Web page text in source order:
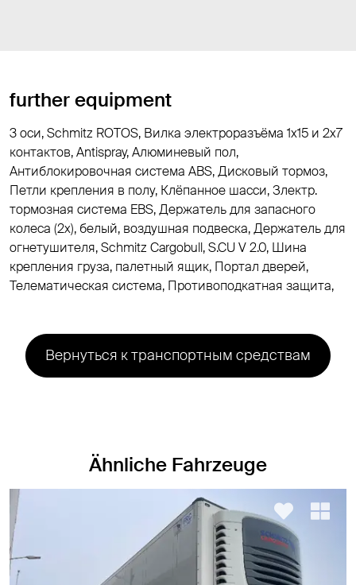
further equipment
3 оси, Schmitz ROTOS, Вилка электроразъёма 1х15 и 2x7
контактов, Antispray, Алюминевый пол,
Антиблокировочная система ABS, Дисковый тормоз,
Петли крепления в полу, Клёпанное шасси, Злектр.
тормозная система EBS, Держатель для запасного
колеса (2x), белый, воздушная подвеска, Держатель для
огнетушителя, Schmitz Cargobull, S.CU V 2.0, Шина
крепления груза, палетный ящик, Портал дверей,
Телематическая система, Противоподкатная защита,
Вернуться к транспортным средствам
Ähnliche Fahrzeuge